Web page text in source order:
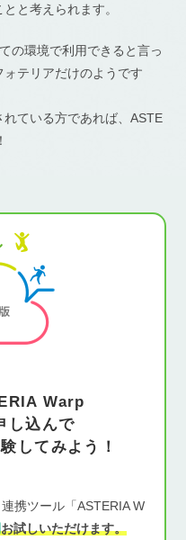
と考えられます。
の環境で利用できると言っ
テリアだけのようです
ている方であれば、ASTE
Warp
し込んで
してみよう！
携ツール「ASTERIA W
お試しいただけます。